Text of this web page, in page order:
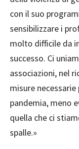
con il suo
sensibilizzare i
molto difficile da
successo. Ci
associazioni, nel
misure
pandemia, meno
quella che ci
spalle.»